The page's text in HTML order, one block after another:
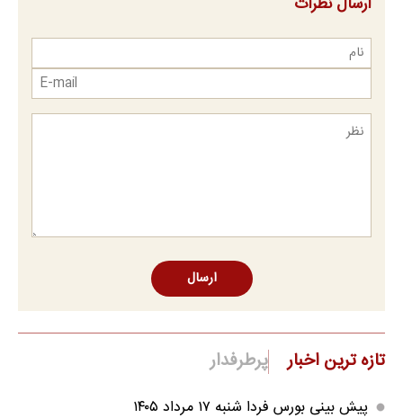
ارسال
تازه ترین اخبار پرطرفدار
پیش بینی بورس فردا شنبه ۱۷ مرداد ۱۴۰۵